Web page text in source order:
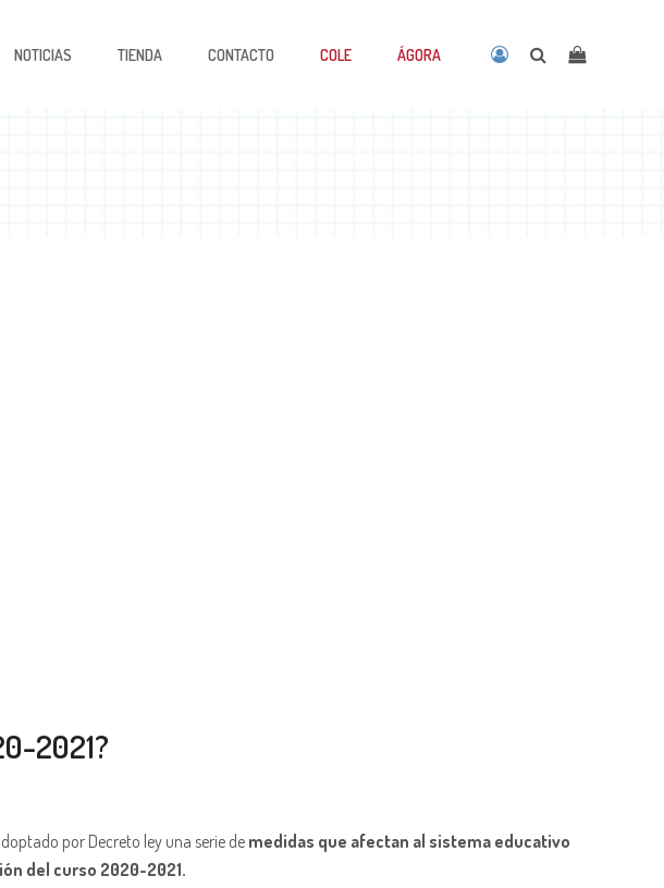
NOTICIAS TIENDA CONTACTO COLE ÁGORA
2021?
por Decreto ley una serie de medidas que afectan al sistema educativo
del curso 2020-2021.